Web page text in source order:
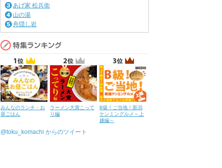
あげ家 松兵衛
山の湯
舟隠し岩
みんなのランチ・お
昼ごはん
ラーメン大賞こって
り編
B級！ご当地！新潟
ケンミングルメ～上
越編～
@toku_komachi からのツイート